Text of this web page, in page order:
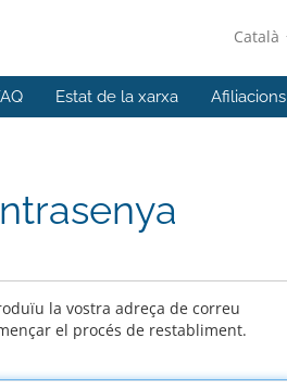
Català
Estat de la xarxa Afiliacions
la vostra adreça de correu
el procés de restabliment.